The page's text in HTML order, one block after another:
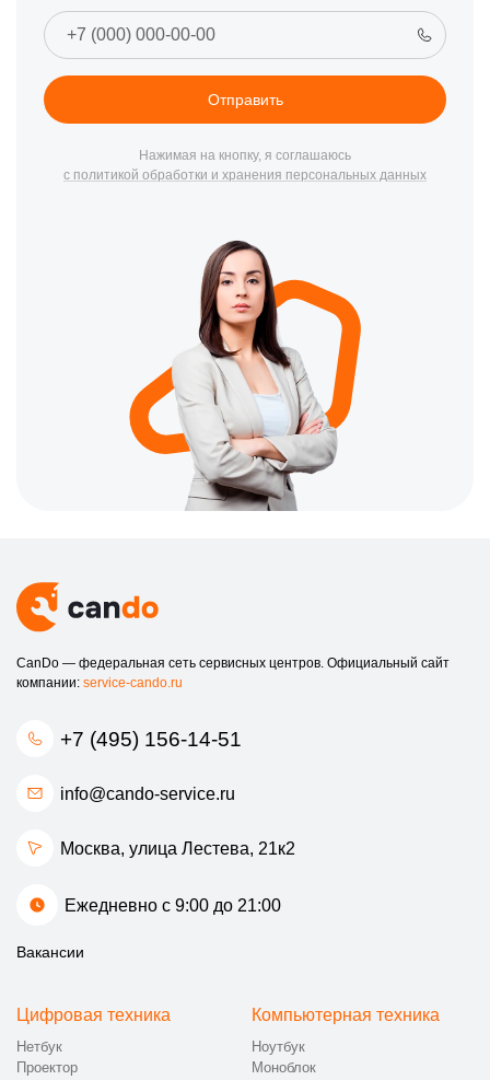
Отправить
Нажимая на кнопку, я соглашаюсь
с политикой обработки и хранения персональных данных
CanDo — федеральная сеть сервисных центров. Официальный сайт
компании: service-cando.ru
+7 (495) 156-14-51
info@cando-service.ru
Москва, улица Лестева, 21к2
Ежедневно с 9:00 до 21:00
Вакансии
Цифровая техника
Нетбук
Проектор
Компьютерная техника
Ноутбук
Моноблок